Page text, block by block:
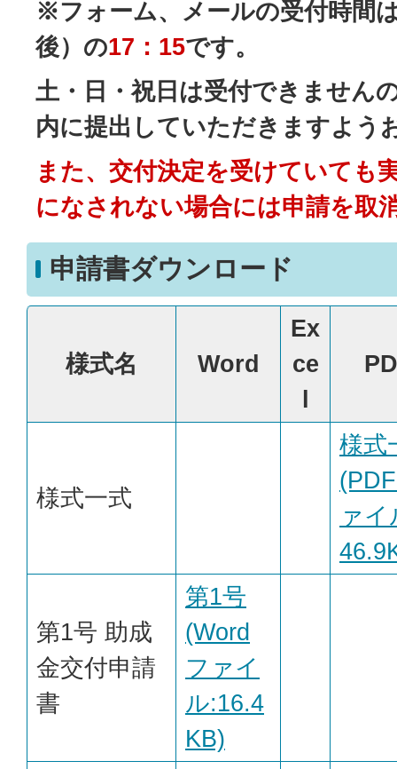
※フォーム、メールの受付時間
後）の17：15です。
土・日・祝日は受付できません
内に提出していただきますよう
また、交付決定を受けていても
になされない場合には申請を取
申請書ダウンロード
様式名 Word
Ex
ce
様式一式
様式
ァ
第1号 助成
金交付申請
書
第1号
(Word
ファイ
ル:16.4
KB)